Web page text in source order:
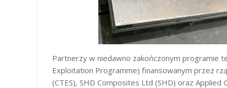
Partnerzy w niedawno zakończonym programie
Exploitation Programme) finansowanym przez
(CTES), SHD Composites Ltd (SHD) oraz